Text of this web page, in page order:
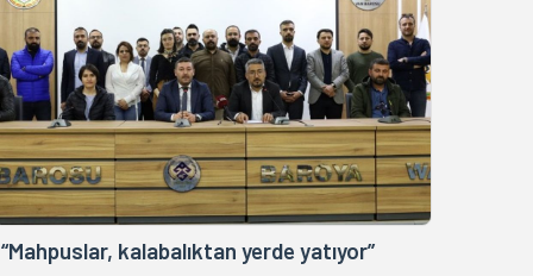
“Mahpuslar, kalabalıktan yerde yatıyor”